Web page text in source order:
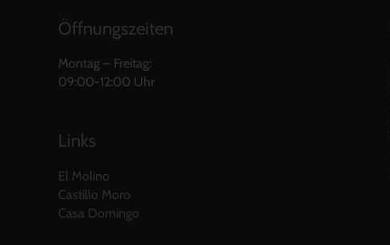
Öffnungszeiten
Montag – Freitag:
09:00-12:00 Uhr
Links
El Molino
Castillo Moro
Casa Domingo